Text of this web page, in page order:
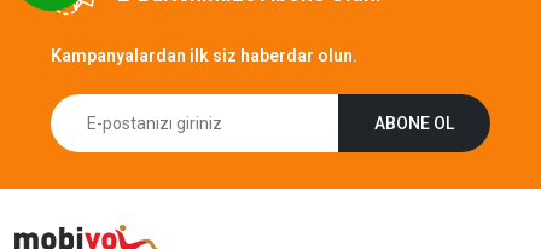
Kampanyalardan ilk siz haberdar olun.
ABONE OL